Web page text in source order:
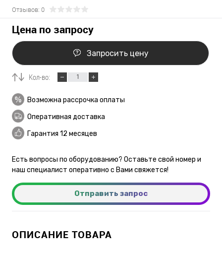
Отзывов: 0
Цена по запросу
Запросить цену
Кол-во:
Возможна рассрочка оплаты
Оперативная доставка
Гарантия 12 месяцев
Есть вопросы по оборудованию? Оставьте свой номер и
наш специалист оперативно с Вами свяжется!
Отправить запрос
ОПИСАНИЕ ТОВАРА